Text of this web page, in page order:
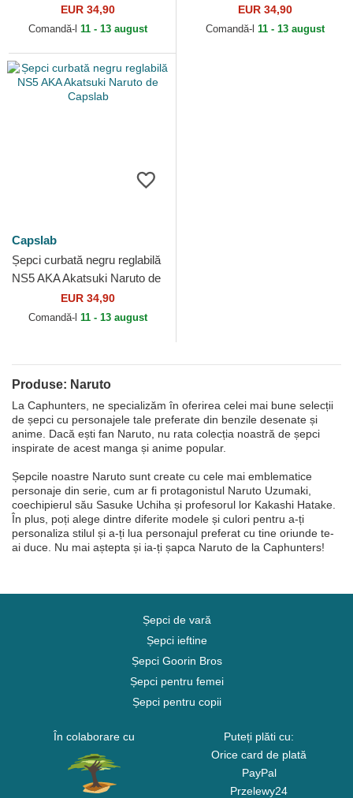
de CapslabEUR 34,90
Comandă-l 11 - 13 august
Sasuke Uchiha Naruto de
Capslab
EUR 34,90
Comandă-l 11 - 13 august
Capslab
Șepci curbată negru reglabilă
NS5 AKA Akatsuki Naruto de
EUR 34,90
Comandă-l 11 - 13 august
Produse: Naruto
La Caphunters, ne specializăm în oferirea celei mai bune selecții
de șepci cu personajele tale preferate din benzile desenate și
anime. Dacă ești fan Naruto, nu rata colecția noastră de șepci
inspirate de acest manga și anime popular.
Șepcile noastre Naruto sunt create cu cele mai emblematice
personaje din serie, cum ar fi protagonistul Naruto Uzumaki,
coechipierul său Sasuke Uchiha și profesorul lor Kakashi Hatake.
În plus, poți alege dintre diferite modele și culori pentru a-ți
personaliza stilul și a-ți lua personajul preferat cu tine oriunde te-
ai duce. Nu mai aștepta și ia-ți șapca Naruto de la Caphunters!
Șepci de vară
Șepci ieftine
Șepci Goorin Bros
Șepci pentru femei
Șepci pentru copii
În colaborare cu
Puteți plăti cu:
Orice card de plată
PayPal
Przelewy24